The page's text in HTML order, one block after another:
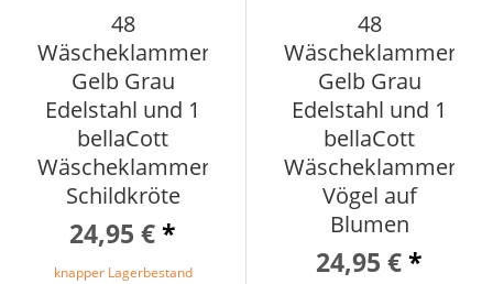
48
Wäscheklammern
Gelb Grau
Edelstahl und 1
bellaCott
Wäscheklammerbeutel
Schildkröte
24,95 €*
knapper Lagerbestand
48
Wäscheklammern
Gelb Grau
Edelstahl und 1
bellaCott
Vögel auf
Blumen
24,95 €*